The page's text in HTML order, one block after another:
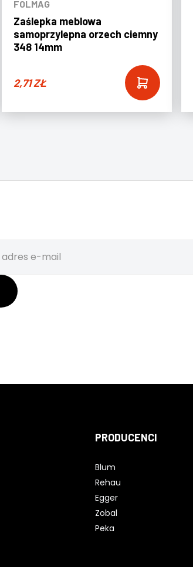
FOLMAG
Zaślepka meblowa
samoprzylepna orzech ciemny
348 14mm
2,71ZŁ
PRODUCENCI
Blum
Rehau
Egger
Zobal
Peka